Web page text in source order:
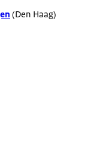
(Den Haag)